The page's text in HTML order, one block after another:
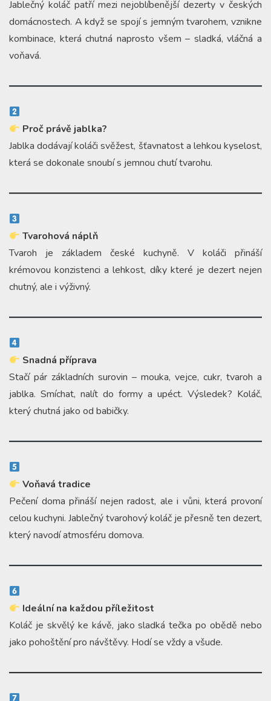
Jablečný koláč patří mezi nejoblíbenější dezerty v českých
domácnostech. A když se spojí s jemným tvarohem, vznikne
kombinace, která chutná naprosto všem – sladká, vláčná a
voňavá.
Proč právě jablka?
Jablka dodávají koláči svěžest, šťavnatost a lehkou kyselost,
která se dokonale snoubí s jemnou chutí tvarohu.
Tvarohová náplň
Tvaroh je základem české kuchyně. V koláči přináší
krémovou konzistenci a lehkost, díky které je dezert nejen
chutný, ale i výživný.
Snadná příprava
Stačí pár základních surovin – mouka, vejce, cukr, tvaroh a
jablka. Smíchat, nalít do formy a upéct. Výsledek? Koláč,
který chutná jako od babičky.
Voňavá tradice
Pečení doma přináší nejen radost, ale i vůni, která provoní
celou kuchyni. Jablečný tvarohový koláč je přesně ten dezert,
který navodí atmosféru domova.
Ideální na každou příležitost
Koláč je skvělý ke kávě, jako sladká tečka po obědě nebo
jako pohoštění pro návštěvy. Hodí se vždy a všude.